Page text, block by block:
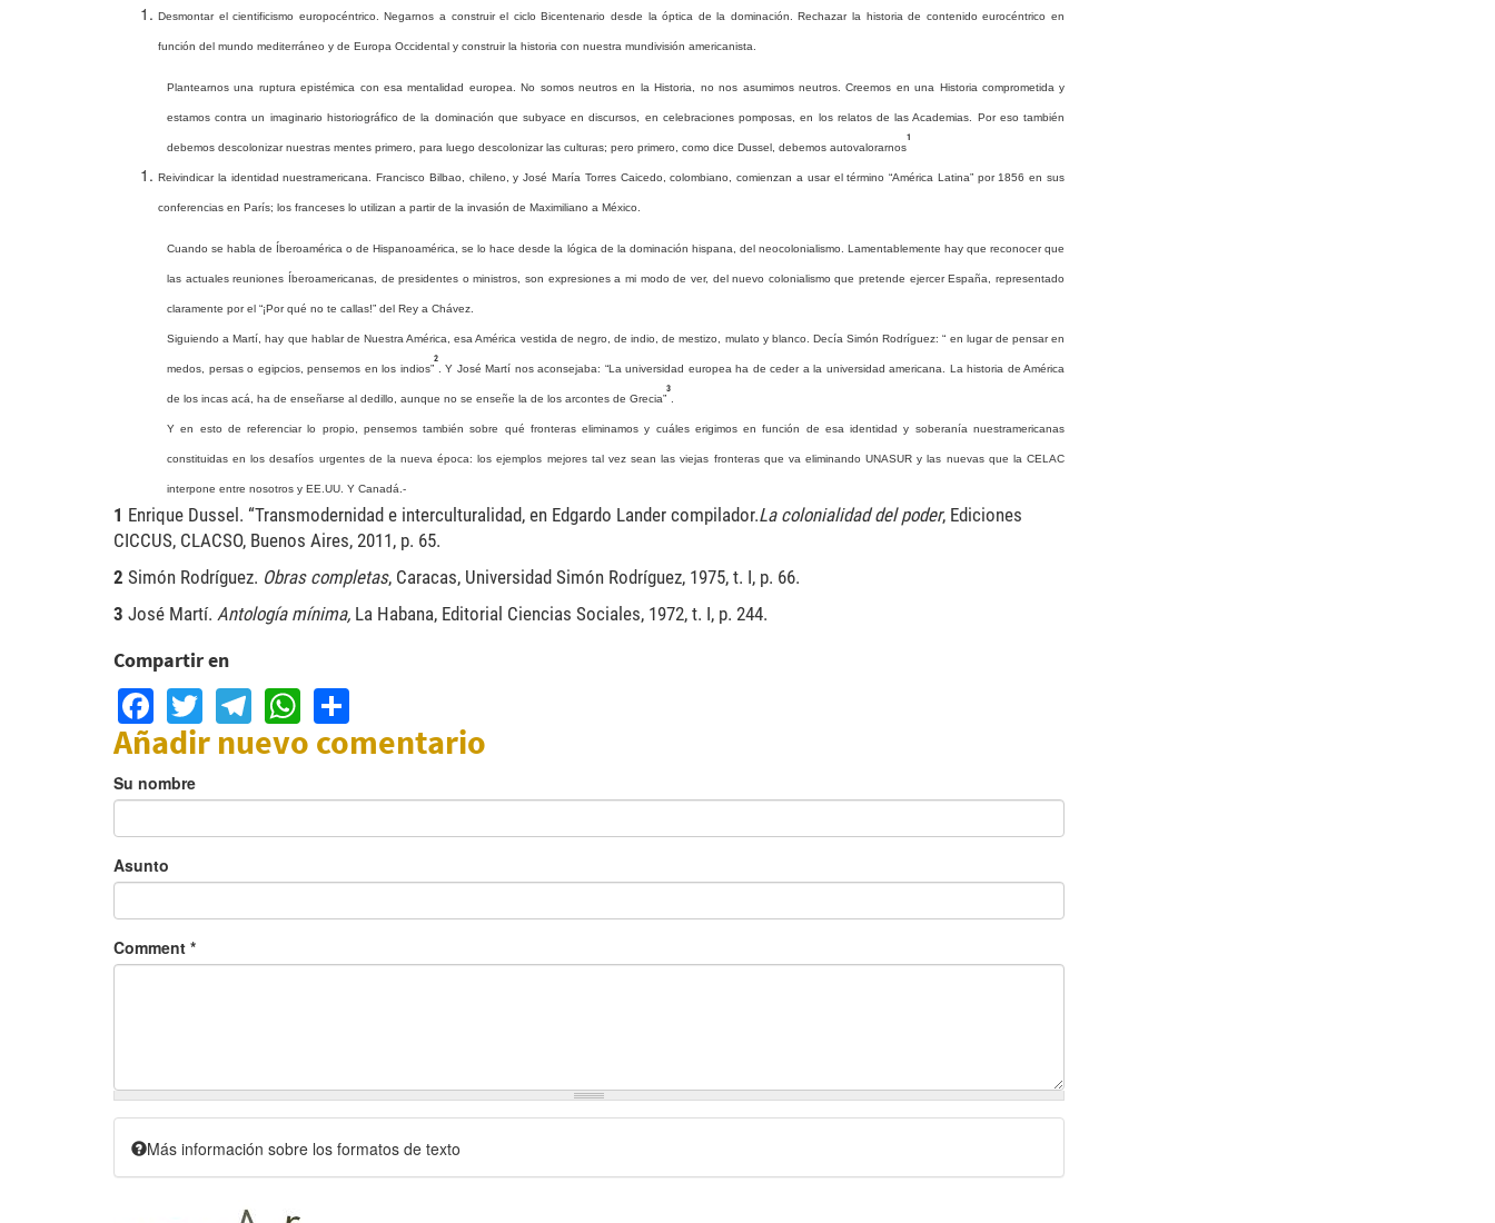
Desmontar el cientificismo europocéntrico. Negarnos a construir el ciclo Bicentenario desde la óptica de la dominación. Rechazar la historia de contenido eurocéntrico en
función del mundo mediterráneo y de Europa Occidental y construir la historia con nuestra mundivisión americanista.
Plantearnos una ruptura epistémica con esa mentalidad europea. No somos neutros en la Historia, no nos asumimos neutros. Creemos en una Historia comprometida y
estamos contra un imaginario historiográfico de la dominación que subyace en discursos, en celebraciones pomposas, en los relatos de las Academias. Por eso también
debemos descolonizar nuestras mentes primero, para luego descolonizar las culturas; pero primero, como dice Dussel, debemos autovalorarnos
1
Reivindicar la identidad nuestramericana. Francisco Bilbao, chileno, y José María Torres Caicedo, colombiano, comienzan a usar el término “América Latina” por 1856 en sus
conferencias en París; los franceses lo utilizan a partir de la invasión de Maximiliano a México.
Cuando se habla de Íberoamérica o de Hispanoamérica, se lo hace desde la lógica de la dominación hispana, del neocolonialismo. Lamentablemente hay que reconocer que
las actuales reuniones Íberoamericanas, de presidentes o ministros, son expresiones a mi modo de ver, del nuevo colonialismo que pretende ejercer España, representado
claramente por el “¡Por qué no te callas!” del Rey a Chávez.
Siguiendo a Martí, hay que hablar de Nuestra América, esa América vestida de negro, de indio, de mestizo, mulato y blanco. Decía Simón Rodríguez: “ en lugar de pensar en
medos, persas o egipcios, pensemos en los indios”
2
Y José Martí nos aconsejaba: “La universidad europea ha de ceder a la universidad americana. La historia de América
de los incas acá, ha de enseñarse al dedillo, aunque no se enseñe la de los arcontes de Grecia”
3
Y en esto de referenciar lo propio, pensemos también sobre qué fronteras eliminamos y cuáles erigimos en función de esa identidad y soberanía nuestramericanas
constituidas en los desafíos urgentes de la nueva época: los ejemplos mejores tal vez sean las viejas fronteras que va eliminando UNASUR y las nuevas que la CELAC
interpone entre nosotros y EE.UU. Y Canadá.-
1 Enrique Dussel. “Transmodernidad e interculturalidad, en Edgardo Lander compilador.La colonialidad del poder, Ediciones
CICCUS, CLACSO, Buenos Aires, 2011, p. 65.
2 Simón Rodríguez. Obras completas, Caracas, Universidad Simón Rodríguez, 1975, t. I, p. 66.
3 José Martí. Antología mínima, La Habana, Editorial Ciencias Sociales, 1972, t. I, p. 244.
Compartir en
Facebook
TwitterTelegram
WhatsApp
Añadir nuevo comentario
Su nombre
Asunto
Comment *
Más información sobre los formatos de texto